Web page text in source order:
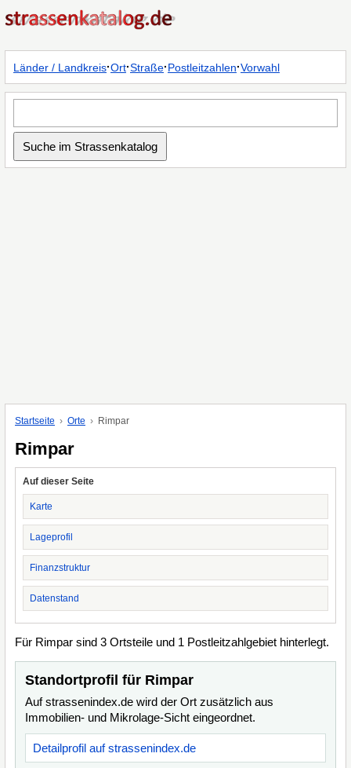
Länder / Landkreis·Ort·Straße·Postleitzahlen·Vorwahl
Startseite Orte Rimpar
Rimpar
Auf dieser Seite
Karte
Lageprofil
Finanzstruktur
Datenstand
Für Rimpar sind 3 Ortsteile und 1 Postleitzahlgebiet hinterlegt.
Standortprofil für Rimpar
Auf strassenindex.de wird der Ort zusätzlich aus
Immobilien- und Mikrolage-Sicht eingeordnet.
Detailprofil auf strassenindex.de